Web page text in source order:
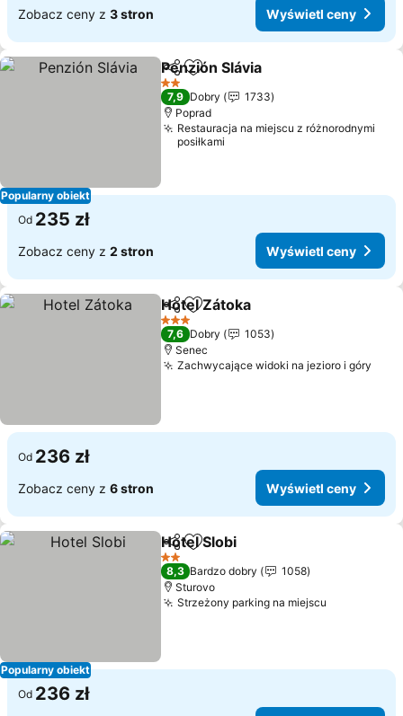
Zobacz ceny z 3 stron Wyświetl ceny
Popularny obiekt
Udostępnij
Dodaj do ulubionych
Penzión Slávia
2 Kategoria
7,9 Dobry
1733
Poprad
Restauracja na miejscu z różnorodnymi
posiłkami
Od 235 zł
Zobacz ceny z 2 stron Wyświetl ceny
Udostępnij
Dodaj do ulubionych
Hotel Zátoka
3 Kategoria
7,6 Dobry
1053
Senec
Zachwycające widoki na jezioro i góry
Od 236 zł
Zobacz ceny z 6 stron Wyświetl ceny
Popularny obiekt
Udostępnij
Dodaj do ulubionych
Hotel Slobi
2 Kategoria
8,3 Bardzo dobry
1058
Sturovo
Strzeżony parking na miejscu
Od 236 zł